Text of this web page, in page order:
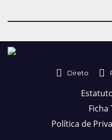
Direto
Ficha
Política de